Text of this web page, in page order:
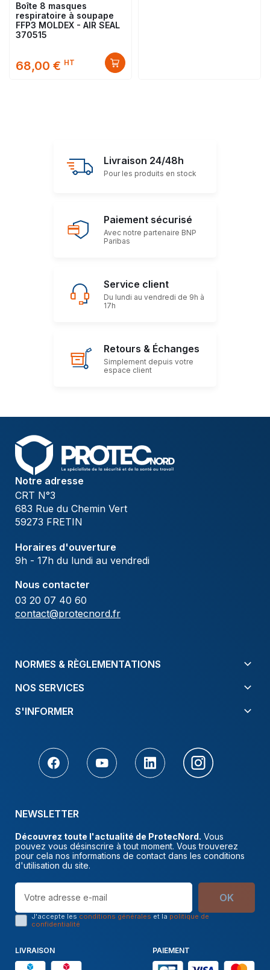
Boîte 8 masques
respiratoire à soupape
FFP3 MOLDEX - AIR SEAL
370515
68,00 € HT
Livraison 24/48h
Pour les produits en stock
Paiement sécurisé
Avec notre partenaire BNP
Paribas
Service client
Du lundi au vendredi de 9h à
17h
Retours & Échanges
Simplement depuis votre
espace client
Notre adresse
CRT N°3
683 Rue du Chemin Vert
59273 FRETIN
Horaires d'ouverture
9h - 17h du lundi au vendredi
Nous contacter
03 20 07 40 60
contact@protecnord.fr
NORMES & RÈGLEMENTATIONS
NOS SERVICES
S'INFORMER
NEWSLETTER
Découvrez toute l'actualité de ProtecNord. Vous
pouvez vous désinscrire à tout moment. Vous trouverez
pour cela nos informations de contact dans les conditions
d'utilisation du site.
OK
J'accepte les conditions générales et la politique de
confidentialité
LIVRAISON PAIEMENT